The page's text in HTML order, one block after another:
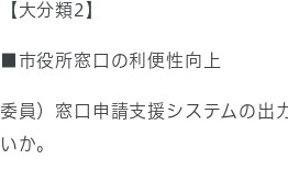
【大分類2】
■市役所窓口の利便性向上
委員）窓口申請支援システムの出
いか。